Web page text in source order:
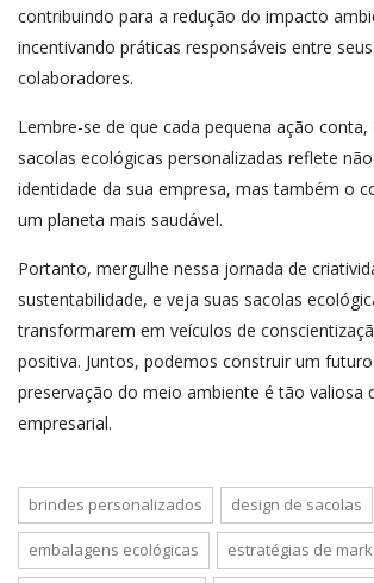
contribuindo para a redução do impacto
incentivando práticas responsáveis entre
colaboradores.
Lembre-se de que cada pequena ação
sacolas ecológicas personalizadas reflete
identidade da sua empresa, mas também o
um planeta mais saudável.
Portanto, mergulhe nessa jornada de
sustentabilidade, e veja suas sacolas
transformarem em veículos de
positiva. Juntos, podemos construir um
preservação do meio ambiente é tão valiosa
empresarial.
brindes personalizados design de sacolas
embalagens ecológicas estratégias de